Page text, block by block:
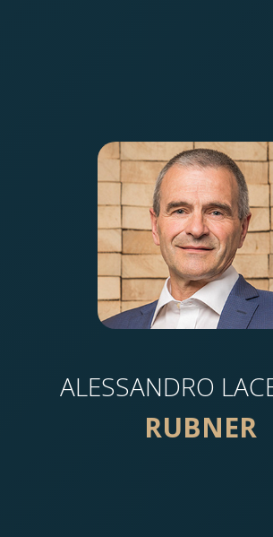
ALESSANDRO
RUBNER